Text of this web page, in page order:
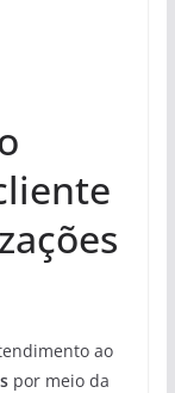
ao
por meio da